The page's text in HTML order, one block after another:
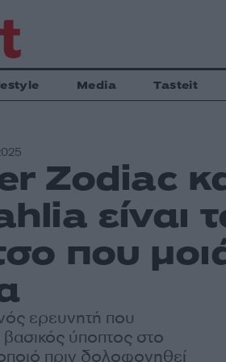
Media Tasteit
Zodiac
είναι
που
ερευνητή που
ύποπτος στο
πριν δολοφονηθεί